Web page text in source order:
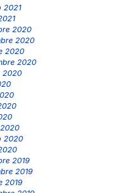
2021
2020
2020
2020
2020
2020
2020
2019
2019
2019